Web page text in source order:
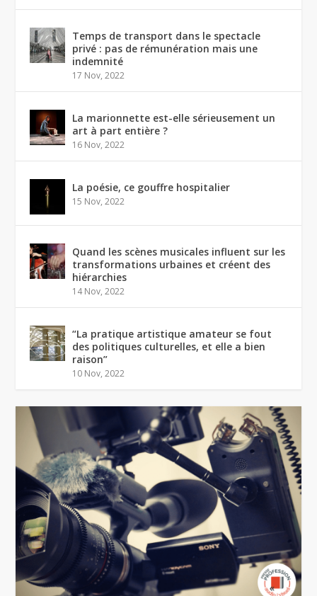
Temps de transport dans le spectacle
privé : pas de rémunération mais une
indemnité
17 Nov, 2022
La marionnette est-elle sérieusement un
art à part entière ?
16 Nov, 2022
La poésie, ce gouffre hospitalier
15 Nov, 2022
Quand les scènes musicales influent sur les
transformations urbaines et créent des
hiérarchies
14 Nov, 2022
“La pratique artistique amateur se fout
des politiques culturelles, et elle a bien
raison”
10 Nov, 2022